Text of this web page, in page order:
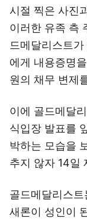
시절 찍은 사진
이러한 유족 측
드메달리스트
에게 내용증명
원의 채무 변제
이에 골드메달
식입장 발표를
박하는 모습을
추지 않자 14일
골드메달리스
새론이 성인이